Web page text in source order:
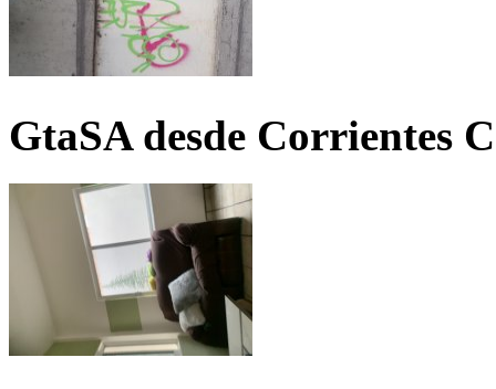
GtaSA desde Corrientes